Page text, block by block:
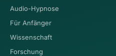
Audio-Hypnose
Für Anfänger
Wissenschaft
Forschung